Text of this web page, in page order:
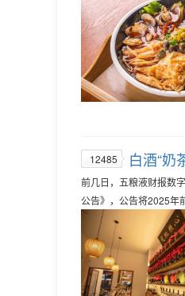
12485 白酒“奶
前几日，五粮液财报数
公告》，公告将2025年